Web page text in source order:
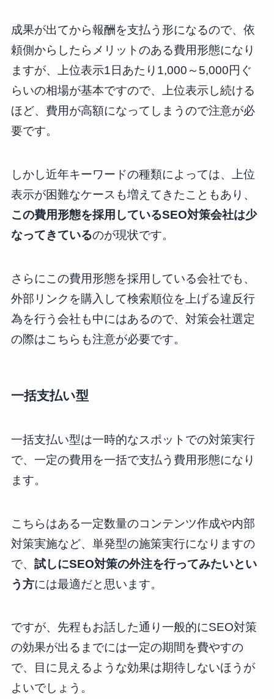
成果が出てから報酬を支払う形になるので、依
頼側からしたらメリットのある費用形態になり
ますが、上位表示1日あたり1,000～5,000円ぐ
らいの相場が基本ですので、上位表示し続ける
ほど、費用が高額になってしまうので注意が必
要です。
しかし近年キーワードの種類によっては、上位
表示が困難なケースも増えてきたこともあり、
この費用形態を採用しているSEO対策会社は少
なってきているのが現状です。
さらにこの費用形態を採用している会社でも、
外部リンクを購入して検索順位を上げる違反行
為を行う会社も中にはあるので、対策会社選定
の際はこちらも注意が必要です。
一括支払い型
一括支払い型は一時的なスポットでの対策実行
で、一定の費用を一括で支払う費用形態になり
ます。
こちらはある一定数量のコンテンツ作成や内部
対策実施など、単発型の施策実行になりますの
で、 試しにSEO対策の外注を行ってみたいとい
う方には最適だと思います。
ですが、先程もお話した通り一般的にSEO対策
の効果が出るまでには一定の期間を費やすの
で、目に見えるような効果は期待しないほうが
よいでしょう。